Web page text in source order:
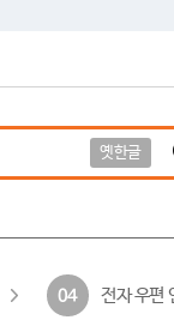
옛한글
04 전자 우편